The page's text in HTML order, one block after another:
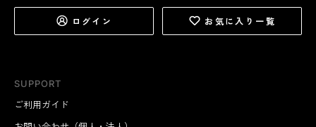
SUPPORT
ご利用ガイド
ログイン お気に入り一覧